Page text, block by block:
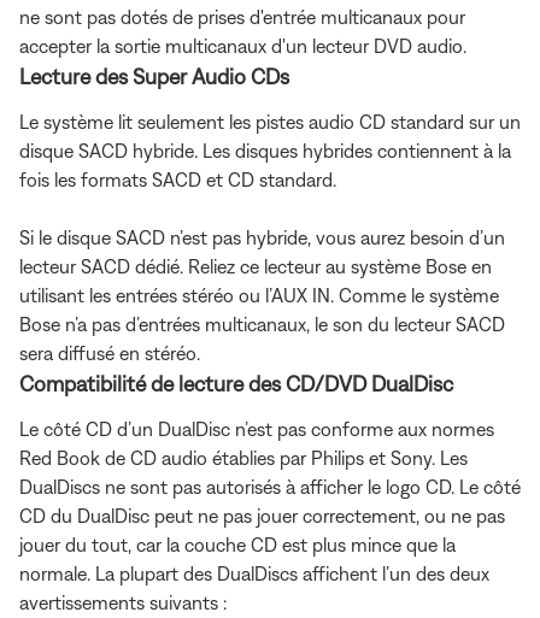
ne sont pas dotés de prises d'entrée multicanaux pour
accepter la sortie multicanaux d'un lecteur DVD audio.
Lecture des Super Audio CDs
Le système lit seulement les pistes audio CD standard sur un
disque SACD hybride. Les disques hybrides contiennent à la
fois les formats SACD et CD standard.
Si le disque SACD n’est pas hybride, vous aurez besoin d’un
lecteur SACD dédié. Reliez ce lecteur au système Bose en
utilisant les entrées stéréo ou l’AUX IN. Comme le système
Bose n’a pas d’entrées multicanaux, le son du lecteur SACD
sera diffusé en stéréo.
Compatibilité de lecture des CD/DVD DualDisc
Le côté CD d’un DualDisc n’est pas conforme aux normes
Red Book de CD audio établies par Philips et Sony. Les
DualDiscs ne sont pas autorisés à afficher le logo CD. Le côté
CD du DualDisc peut ne pas jouer correctement, ou ne pas
jouer du tout, car la couche CD est plus mince que la
normale. La plupart des DualDiscs affichent l’un des deux
avertissements suivants :